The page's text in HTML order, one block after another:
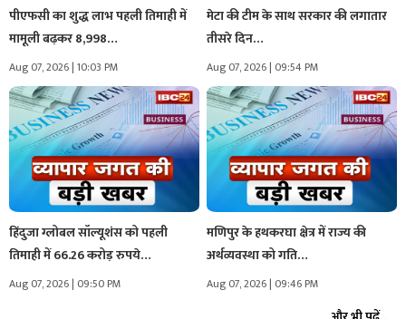
पीएफसी का शुद्ध लाभ पहली तिमाही में
मामूली बढ़कर 8,998…
Aug 07, 2026 | 10:03 PM
मेटा की टीम के साथ सरकार की लगातार
तीसरे दिन…
Aug 07, 2026 | 09:54 PM
हिंदुजा ग्लोबल सॉल्यूशंस को पहली
तिमाही में 66.26 करोड़ रुपये…
Aug 07, 2026 | 09:50 PM
मणिपुर के हथकरघा क्षेत्र में राज्य की
अर्थव्यवस्था को गति…
Aug 07, 2026 | 09:46 PM